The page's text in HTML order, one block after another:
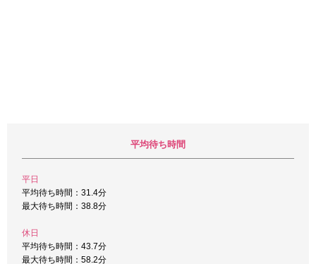
平均待ち時間
平日
平均待ち時間：31.4分
最大待ち時間：38.8分
休日
平均待ち時間：43.7分
最大待ち時間：58.2分